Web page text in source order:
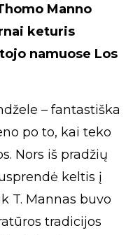
Manno
keturis
namuose Los
– fantastiška
po to, kai teko
Nors iš pradžių
keltis į
T. Mannas buvo
tradicijos